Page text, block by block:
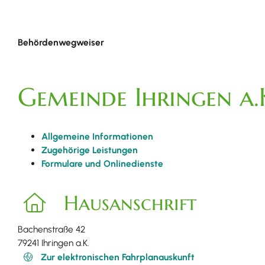
Behördenwegweiser
Gemeinde Ihringen
Allgemeine Informationen
Zugehörige Leistungen
Formulare und Onlinedienste
Hausanschrift
Bachenstraße 42
79241 Ihringen a.K.
Zur elektronischen Fahrplanauskunft